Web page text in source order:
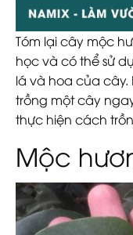
Tóm lại cây mộc
học và có thể sử
lá và hoa của cây.
trồng một cây
thực hiện cách
Mộc